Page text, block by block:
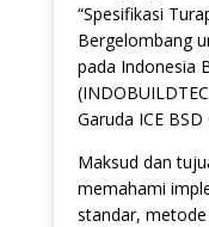
“Spesifikasi
Bergelombang
pada Indonesia
Garuda ICE BSD
Maksud dan
memahami
standar,